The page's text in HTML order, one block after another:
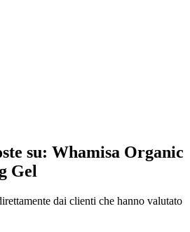
su: Whamisa Organic
Gel
dai clienti che hanno valutato